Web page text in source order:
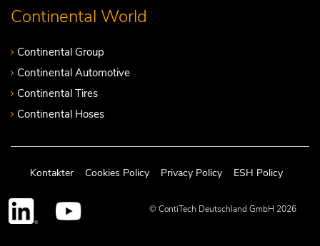
Continental World
Continental Group
Continental Automotive
Continental Tires
Continental Hoses
Kontakter Cookies Policy Privacy Policy ESH Policy
© ContiTech Deutschland GmbH 2026